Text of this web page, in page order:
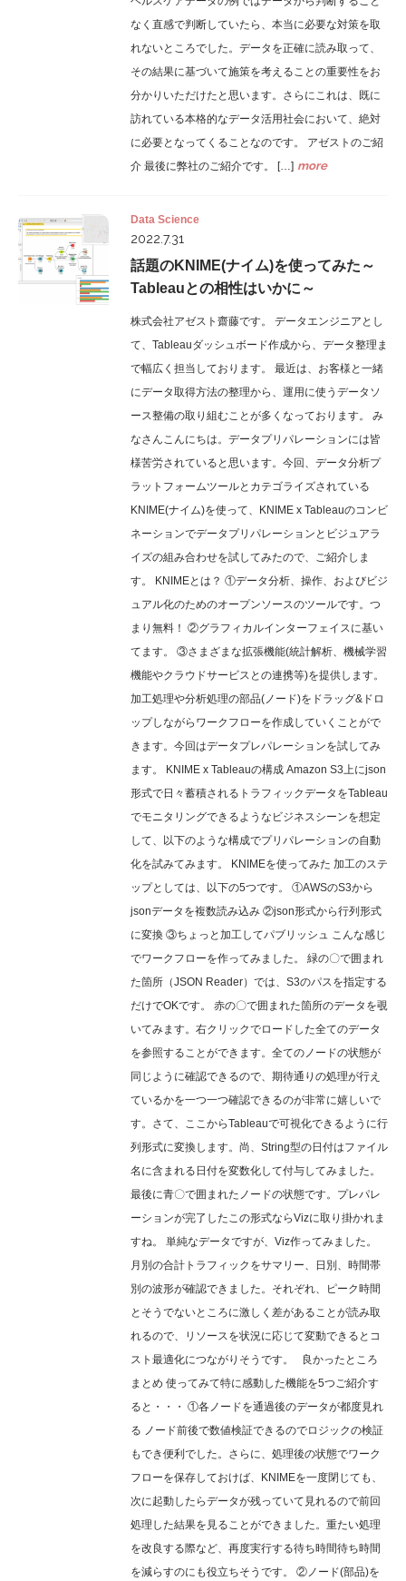
なく直感で判断していたら、本当に必要な対策を取
れないところでした。データを正確に読み取って、
その結果に基づいて施策を考えることの重要性をお
分かりいただけたと思います。さらにこれは、既に
訪れている本格的なデータ活用社会において、絶対
に必要となってくることなのです。 アゼストのご紹
介 最後に弊社のご紹介です。 […] more
Data Science
2022.7.31
話題のKNIME(ナイム)を使ってみた～
Tableauとの相性はいかに～
株式会社アゼスト齋藤です。 データエンジニアとし
て、Tableauダッシュボード作成から、データ整理ま
で幅広く担当しております。 最近は、お客様と一緒
にデータ取得方法の整理から、運用に使うデータソ
ース整備の取り組むことが多くなっております。 み
なさんこんにちは。データプリパレーションには皆
様苦労されていると思います。今回、データ分析プ
ラットフォームツールとカテゴライズされている
KNIME(ナイム)を使って、KNIME x Tableauのコンビ
ネーションでデータプリパレーションとビジュアラ
イズの組み合わせを試してみたので、ご紹介しま
す。 KNIMEとは？ ①データ分析、操作、およびビジ
ュアル化のためのオープンソースのツールです。つ
まり無料！ ②グラフィカルインターフェイスに基い
てます。 ③さまざまな拡張機能(統計解析、機械学習
機能やクラウドサービスとの連携等)を提供します。
加工処理や分析処理の部品(ノード)をドラッグ&ドロ
ップしながらワークフローを作成していくことがで
きます。今回はデータプレパレーションを試してみ
ます。 KNIME x Tableauの構成 Amazon S3上にjson
形式で日々蓄積されるトラフィックデータをTableau
でモニタリングできるようなビジネスシーンを想定
して、以下のような構成でプリパレーションの自動
化を試みてみます。 KNIMEを使ってみた 加工のステ
ップとしては、以下の5つです。 ①AWSのS3から
jsonデータを複数読み込み ②json形式から行列形式
に変換 ③ちょっと加工してパブリッシュ こんな感じ
でワークフローを作ってみました。 緑の〇で囲まれ
た箇所（JSON Reader）では、S3のパスを指定する
だけでOKです。 赤の〇で囲まれた箇所のデータを覗
いてみます。右クリックでロードした全てのデータ
を参照することができます。全てのノードの状態が
同じように確認できるので、期待通りの処理が行え
ているかを一つ一つ確認できるのが非常に嬉しいで
す。さて、ここからTableauで可視化できるように行
列形式に変換します。尚、String型の日付はファイル
名に含まれる日付を変数化して付与してみました。
最後に青〇で囲まれたノードの状態です。プレパレ
ーションが完了したこの形式ならVizに取り掛かれま
すね。 単純なデータですが、Viz作ってみました。
月別の合計トラフィックをサマリー、日別、時間帯
別の波形が確認できました。それぞれ、ピーク時間
とそうでないところに激しく差があることが読み取
れるので、リソースを状況に応じて変動できるとコ
スト最適化につながりそうです。 良かったところ
まとめ 使ってみて特に感動した機能を5つご紹介す
ると・・・ ①各ノードを通過後のデータが都度見れ
る ノード前後で数値検証できるのでロジックの検証
もでき便利でした。さらに、処理後の状態でワーク
フローを保存しておけば、KNIMEを一度閉じても、
次に起動したらデータが残っていて見れるので前回
処理した結果を見ることができました。重たい処理
を改良する際など、再度実行する待ち時間待ち時間
を減らすのにも役立ちそうです。 ②ノード(部品)を